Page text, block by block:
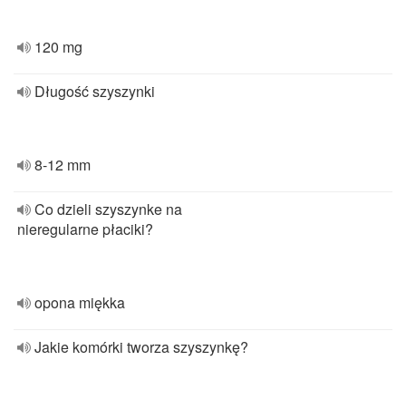
120 mg
Długość szyszynki
8-12 mm
Co dzieli szyszynke na
nieregularne płaciki?
opona miękka
Jakie komórki tworza szyszynkę?